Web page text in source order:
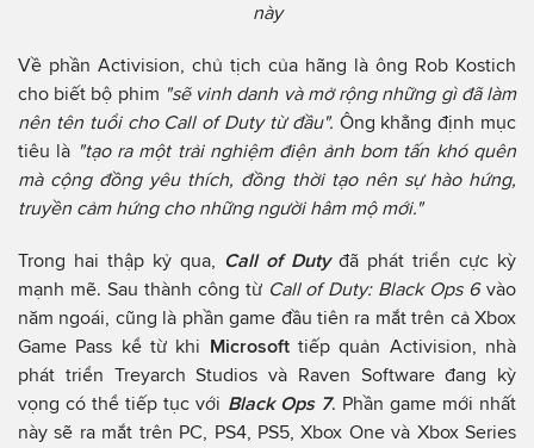
này
Về phần Activision, chủ tịch của hãng là ông Rob Kostich
cho biết bộ phim "sẽ vinh danh và mở rộng những gì đã làm
nên tên tuổi cho Call of Duty từ đầu". Ông khẳng định mục
tiêu là "tạo ra một trải nghiệm điện ảnh bom tấn khó quên
mà cộng đồng yêu thích, đồng thời tạo nên sự hào hứng,
truyền cảm hứng cho những người hâm mộ mới."
Trong hai thập kỷ qua, Call of Dutyđã phát triển cực kỳ
mạnh mẽ. Sau thành công từ Call of Duty: Black Ops 6 vào
năm ngoái, cũng là phần game đầu tiên ra mắt trên cả Xbox
Game Pass kể từ khi Microsofttiếp quản Activision, nhà
phát triển Treyarch Studios và Raven Software đang kỳ
vọng có thể tiếp tục với Black Ops 7. Phần game mới nhất
này sẽ ra mắt trên PC, PS4, PS5, Xbox One và Xbox Series